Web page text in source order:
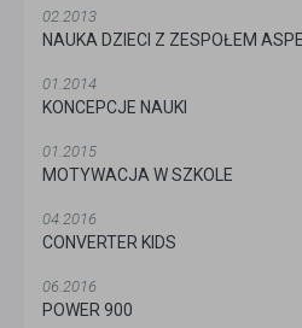
02.2013
NAUKA DZIECI Z ZESPOŁEM
01.2014
KONCEPCJE NAUKI
01.2015
MOTYWACJA W SZKOLE
04.2016
CONVERTER KIDS
06.2016
POWER 900